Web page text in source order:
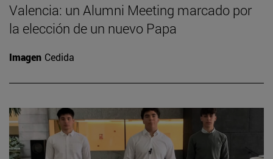
Valencia: un Alumni Meeting marcado por
la elección de un nuevo Papa
Imagen Cedida